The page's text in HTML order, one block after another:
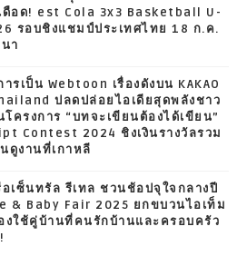
ดือด! est Cola 3x3 Basketball U-
รอบชิงแชมป์ประเทศไทย 18 ก.ค.
า
รเป็น Webtoon เรื่องดังบน KAKAO
ปลดปล่อยไอเดียสุดพลังชาว
โครงการ “บทจะเขียนต้องได้เขียน”
Contest 2024 ชิงเงินรางวัลรวม
ดูงานที่เกาหลี
เซ็นทรัล รีเทล ชวนช้อปจุใจกลางปี
& Baby Fair 2025 ยกขบวนไอเท็ม
งใช้คู่บ้านที่คนรักบ้านและครอบครัว